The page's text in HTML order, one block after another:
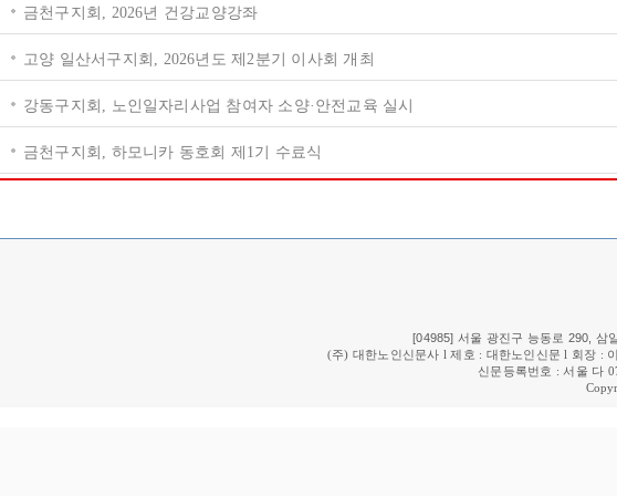
금천구지회, 2026년 건강교양강좌
고양 일산서구지회, 2026년도 제2분기 이사회 개최
강동구지회, 노인일자리사업 참여자 소양·안전교육 실시
금천구지회, 하모니카 동호회 제1기 수료식
[04985] 서울 광진구 능동로 290, 삼
(주) 대한노인신문사 l 제호 : 대한노인신문 l 회장 :
신문등록번호 : 서울 다